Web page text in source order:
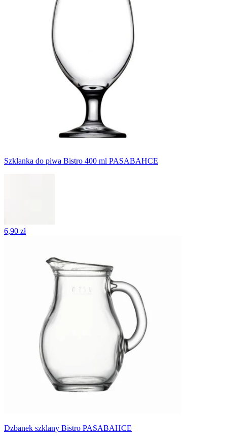
Szklanka do piwa Bistro 400 ml PASABAHCE
6,90 zł
Dzbanek szklany Bistro PASABAHCE